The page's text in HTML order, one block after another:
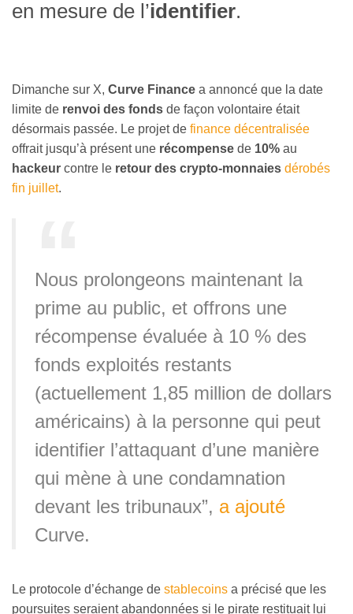
en mesure de l’identifier.
Dimanche sur X, Curve Finance a annoncé que la date
limite de renvoi des fonds de façon volontaire était
désormais passée. Le projet de finance décentralisée
offrait jusqu’à présent une récompense de 10% au
hackeur contre le retour des crypto-monnaies dérobés
fin juillet.
Nous prolongeons maintenant la
prime au public, et offrons une
récompense évaluée à 10 % des
fonds exploités restants
(actuellement 1,85 million de dollars
américains) à la personne qui peut
identifier l’attaquant d’une manière
qui mène à une condamnation
devant les tribunaux”, a ajouté
Curve.
Le protocole d’échange de stablecoins a précisé que les
poursuites seraient abandonnées si le pirate restituait lui